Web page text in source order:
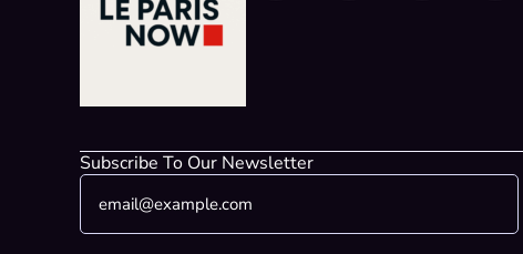
Subscribe To Our Newsletter
*
E
E
a